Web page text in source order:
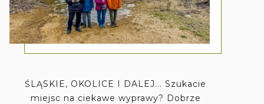
ŚLĄSKIE, OKOLICE I DALEJ... Szukacie
miejsc na ciekawe wyprawy? Dobrze